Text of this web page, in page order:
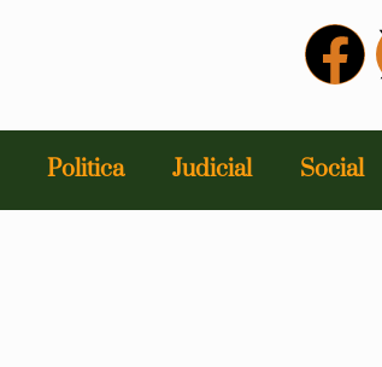
Politica Judicial Social